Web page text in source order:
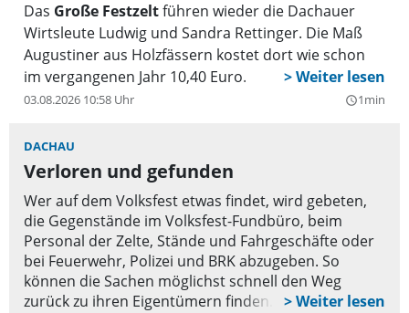
Das Große Festzeltführen wieder die Dachauer
Wirtsleute Ludwig und Sandra Rettinger. Die Maß
Augustiner aus Holzfässern kostet dort wie schon
im vergangenen Jahr 10,40 Euro.
03.08.2026 10:58 Uhr query_builder1min
DACHAU
Verloren und gefunden
Wer auf dem Volksfest etwas findet, wird gebeten,
die Gegenstände im Volksfest-Fundbüro, beim
Personal der Zelte, Stände und Fahrgeschäfte oder
bei Feuerwehr, Polizei und BRK abzugeben. So
können die Sachen möglichst schnell den Weg
zurück zu ihren Eigentümern finden.